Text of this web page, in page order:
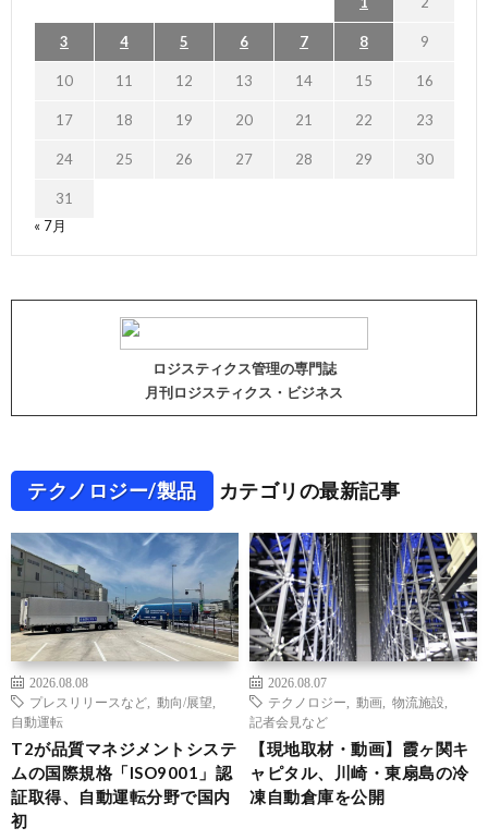
3 4 5 6 7 8 9
10 11 12 13 14 15 16
17 18 19 20 21 22 23
24 25 26 27 28 29 30
31
« 7月
ロジスティクス管理の専門誌
月刊ロジスティクス・ビジネス
テクノロジー/製品 カテゴリの最新記事
2026.08.08
プレスリリースなど
動向/展望
自動運転
T2が品質マネジメントシステ
ムの国際規格「ISO9001」認
証取得、自動運転分野で国内
初
2026.08.07
テクノロジー
動画 物流施設
記者会見など
【現地取材・動画】霞ヶ関キ
ャピタル、川崎・東扇島の冷
凍自動倉庫を公開